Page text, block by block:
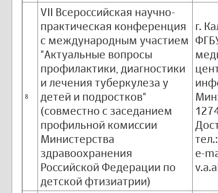
8
VII Всероссийская научно-
практическая конференция
с международным участием
"Актуальные вопросы
профилактики, диагностики
и лечения туберкулеза у
детей и подростков"
(совместно с заседанием
профильной комиссии
Министерства
здравоохранения
Российской Федерации по
детской фтизиатрии)
г.
e-